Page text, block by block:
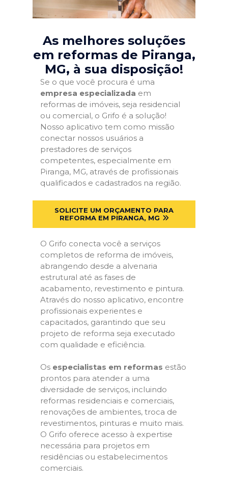
As melhores soluções
em reformas de Piranga,
MG, à sua disposição!
Se o que você procura é uma
empresa especializada em
reformas de imóveis, seja residencial
ou comercial, o Grifo é a solução!
Nosso aplicativo tem como missão
conectar nossos usuários a
prestadores de serviços
competentes, especialmente em
Piranga, MG, através de profissionais
qualificados e cadastrados na região.
SOLICITE UM ORÇAMENTO PARA
REFORMA EM PIRANGA, MG
O Grifo conecta você a serviços
completos de reforma de imóveis,
abrangendo desde a alvenaria
estrutural até as fases de
acabamento, revestimento e pintura.
Através do nosso aplicativo, encontre
profissionais experientes e
capacitados, garantindo que seu
projeto de reforma seja executado
com qualidade e eficiência.
Os especialistas em reformas estão
prontos para atender a uma
diversidade de serviços, incluindo
reformas residenciais e comerciais,
renovações de ambientes, troca de
revestimentos, pinturas e muito mais.
O Grifo oferece acesso à expertise
necessária para projetos em
residências ou estabelecimentos
comerciais.